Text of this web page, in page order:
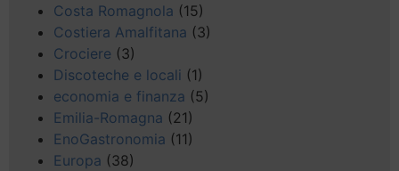
Costa Romagnola (15)
Costiera Amalfitana (3)
Crociere (3)
Discoteche e locali (1)
economia e finanza (5)
Emilia-Romagna (21)
EnoGastronomia (11)
Europa (38)